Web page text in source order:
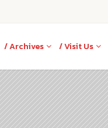
/ Archives / Visit Us